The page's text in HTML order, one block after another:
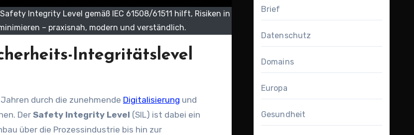
Integrity Level gemäß IEC 61508/61511 hilft, Risiken in
– praxisnah, modern und verständlich.
Integritätslevel
durch die zunehmende Digitalisierung und
Der Safety Integrity Level (SIL) ist dabei ein
über die Prozessindustrie bis hin zur
Brief
Datenschutz
Domains
Europa
Gesundheit